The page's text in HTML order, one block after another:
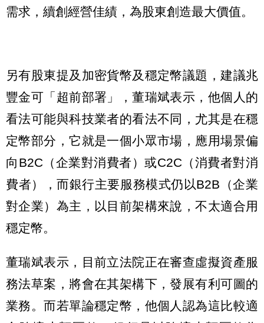
需求，續創經營佳績，為股東創造最大價值。
另有股東提及加密貨幣及穩定幣議題，建議兆
豐金可「超前部署」，董瑞斌表示，他個人的
看法可能與科技業者的看法不同，尤其是在穩
定幣部分，它就是一個小眾市場，應用場景偏
向B2C（企業對消費者）或C2C（消費者對消
費者），而銀行主要服務模式仍以B2B（企業
對企業）為主，以目前架構來說，不太適合用
穩定幣。
董瑞斌表示，目前立法院正在審查虛擬資產服
務法草案，將會在其架構下，發展有利可圖的
業務。而若單論穩定幣，他個人認為這比較適